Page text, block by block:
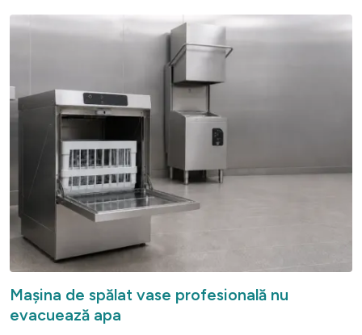
Mașina de spălat vase profesională nu
evacuează apa